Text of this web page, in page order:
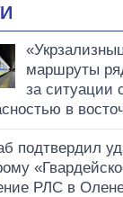
маршруты
за ситуации
в
подтвердил
РЛС в